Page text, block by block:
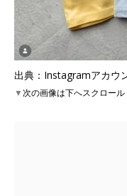
出典：Instagramアカウ
▼次の画像は下へスクロー